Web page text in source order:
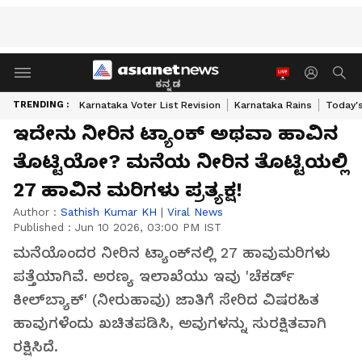
ಕನ್ನಡ
TRENDING : Karnataka Voter List Revision Karnataka Rains
ಇದೇನು ನೀರಿನ ಟ್ಯಾಂಕ್ ಅಥವಾ ಹಾವಿನ
ತೊಟ್ಟಿಯೋ? ಮನೆಯ ನೀರಿನ ತೊಟ್ಟಿಯಲ್ಲಿ
27 ಹಾವಿನ ಮರಿಗಳು ಪ್ರತ್ಯಕ್ಷ!
Author : Sathish Kumar KH | Viral News
Published : Jun 10 2026, 03:00 PM IST
ಮನೆಯೊಂದರ ನೀರಿನ ಟ್ಯಾಂಕ್‌ನಲ್ಲಿ 27 ಹಾವುಮರಿಗಳು
ಪತ್ತೆಯಾಗಿವೆ. ಅರಣ್ಯ ಇಲಾಖೆಯು ಇವು 'ಚೆಕರ್ಡ್
ಕೀಲ್‌ಬ್ಯಾಕ್' (ನೀರುಹಾವು) ಜಾತಿಗೆ ಸೇರಿದ ವಿಷರಹಿತ
ಹಾವುಗಳೆಂದು ಖಚಿತಪಡಿಸಿ, ಅವುಗಳನ್ನು ಸುರಕ್ಷಿತವಾಗಿ
ರಕ್ಷಿಸಿದೆ.